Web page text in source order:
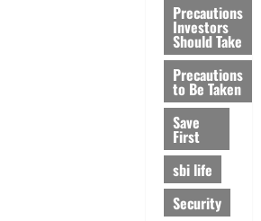
Precautions
Investors
Should Take
Precautions
to Be Taken
Save
First
sbi life
Security